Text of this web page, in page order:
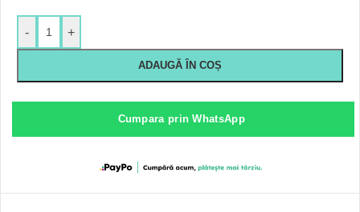
- +
ADAUGĂ ÎN COȘ
Cumpara prin WhatsApp